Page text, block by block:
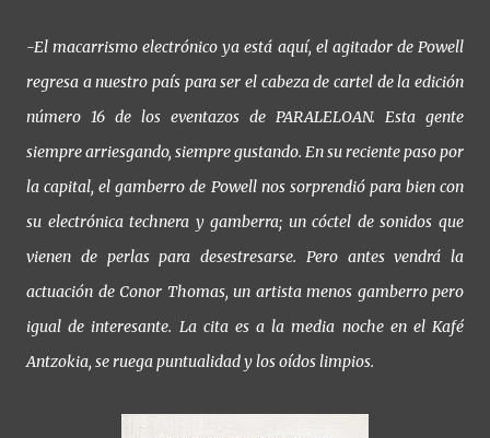
-El macarrismo electrónico ya está aquí, el agitador de Powell
regresa a nuestro país para ser el cabeza de cartel de la edición
número 16 de los eventazos de PARALELOAN. Esta gente
siempre arriesgando, siempre gustando. En su reciente paso por
la capital, el gamberro de Powell nos sorprendió para bien con
su electrónica technera y gamberra; un cóctel de sonidos que
vienen de perlas para desestresarse. Pero antes vendrá la
actuación de Conor Thomas, un artista menos gamberro pero
igual de interesante. La cita es a la media noche en el Kafé
Antzokia, se ruega puntualidad y los oídos limpios.